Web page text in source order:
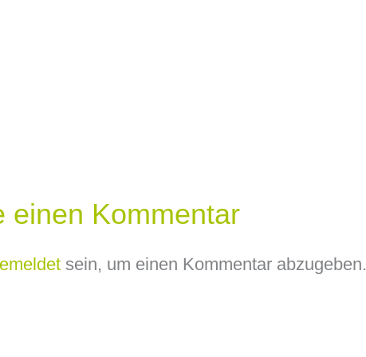
einen Kommentar
sein, um einen Kommentar abzugeben.